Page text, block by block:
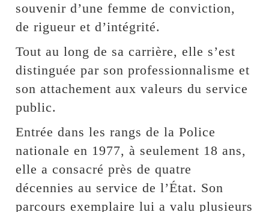
souvenir d’une femme de conviction,
de rigueur et d’intégrité.
Tout au long de sa carrière, elle s’est
distinguée par son professionnalisme et
son attachement aux valeurs du service
public.
Entrée dans les rangs de la Police
nationale en 1977, à seulement 18 ans,
elle a consacré près de quatre
décennies au service de l’État. Son
parcours exemplaire lui a valu plusieurs